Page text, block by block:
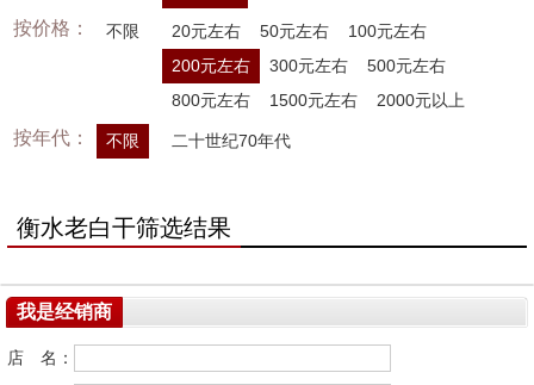
按价格： 不限 20元左右 50元左右
100元左右
200元左右
300元左右
500元左右
800元左右
1500元左右 2000元以上
按年代： 不限 二十世纪70年代
衡水老白干筛选结果
我是经销商
店 名：